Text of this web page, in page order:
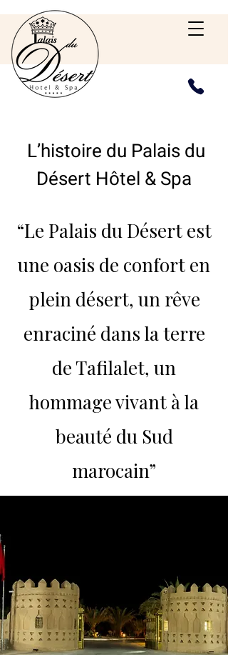
L’histoire du Palais du
Désert Hôtel & Spa
“Le Palais du Désert est
une oasis de confort en
plein désert, un rêve
enraciné dans la terre
de Tafilalet, un
hommage vivant à la
beauté du Sud
marocain”